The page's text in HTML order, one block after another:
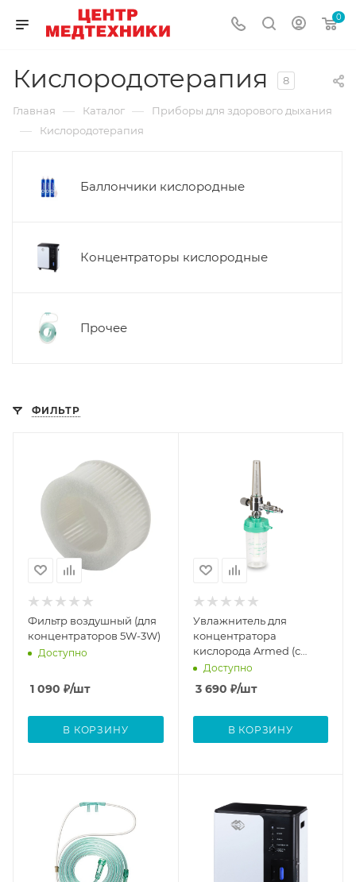
0
Кислородотерапия 8
Главная — Каталог — Приборы для здорового дыхания
— Кислородотерапия
Баллончики кислородные
Концентраторы кислородные
Прочее
ФИЛЬТР
Фильтр воздушный (для
концентраторов 5W-3W)
Доступно
1 090 ₽/шт
В КОРЗИНУ
Увлажнитель для
концентратора
кислорода Armed (с
ротаметром)
Доступно
3 690 ₽/шт
В КОРЗИНУ